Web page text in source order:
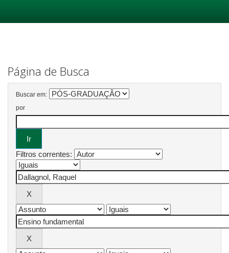
Página de Busca
Buscar em:
por
Filtros correntes: